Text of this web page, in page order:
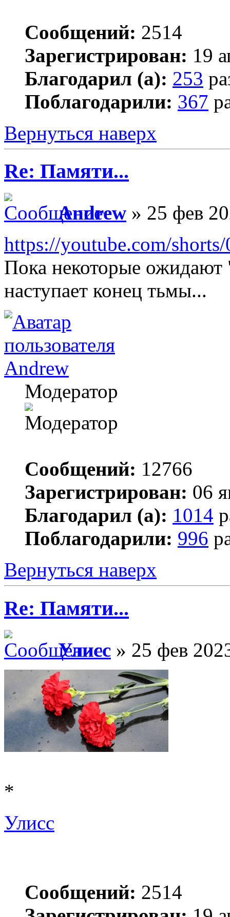
Сообщений: 2514
Зарегистрирован: 19
Благодарил (а): 253
Поблагодарили: 367
Вернуться наверх
Re: Памяти...
Andrew » 25 фев
https://youtube.com/
Пока некоторые ожидают
наступает конец тьмы...
Andrew
Модератор
Сообщений: 12766
Зарегистрирован: 06
Благодарил (а): 1014
Поблагодарили: 996
Вернуться наверх
Re: Памяти...
Улисс » 25 фев
*
Улисс
Сообщений: 2514